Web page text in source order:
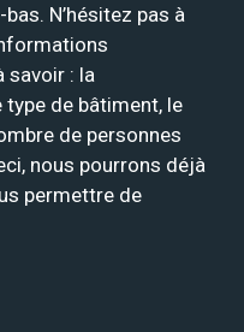
N’hésitez pas à
savoir : la
de bâtiment, le
de personnes
nous pourrons déjà
permettre de